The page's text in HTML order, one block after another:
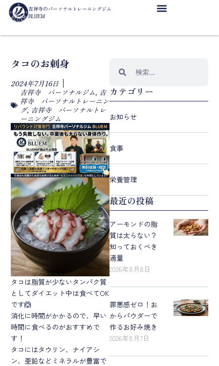
吉祥寺のパーソナルトレーニングジム
BLUEM
タコのお刺身
2024年7月16日
吉祥寺 パーソナルジム, 吉
祥寺 パーソナルトレーニン
グ, 吉祥寺 パーソナルトレ
ーニングジム
タコは脂質が少ないタンパク質
としてダイエット中は食べてOK
です🙆
消化に時間がかかるので、早い
時間に食べるのがおすすめで
す！
タコにはタウリン、ナイアシ
ン、亜鉛などミネラルが豊富で
カテゴリー
お知らせ
食事
栄養管理
最近の投稿
アーモンドの脂
質は太らない？
知っておくべき
適量
2026年8月8日
罪悪感ゼロ！お
からパウダーで
作るお好み焼き
2026年8月7日